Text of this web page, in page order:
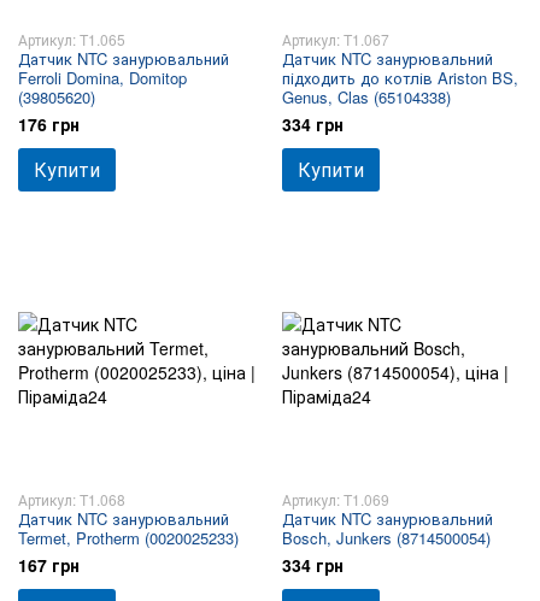
Артикул: T1.065
Датчик NTC занурювальний
Ferroli Domina, Domitop
(39805620)
176 грн
Купити
Артикул: T1.067
Датчик NTC занурювальний
підходить до котлів Ariston BS,
Genus, Clas (65104338)
334 грн
Купити
Артикул: T1.068
Датчик NTC занурювальний
Termet, Protherm (0020025233)
167 грн
Артикул: T1.069
Датчик NTC занурювальний
Bosch, Junkers (8714500054)
334 грн